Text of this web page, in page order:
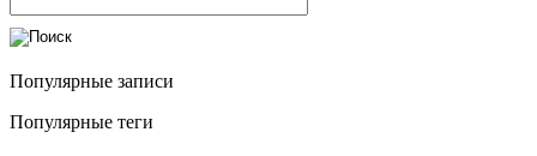
Популярные записи
Популярные теги